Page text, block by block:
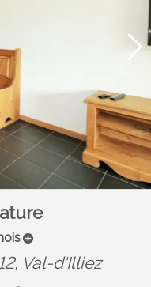
Val-d'Illiez